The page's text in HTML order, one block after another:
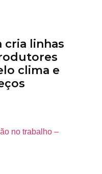
cria linhas
clima e